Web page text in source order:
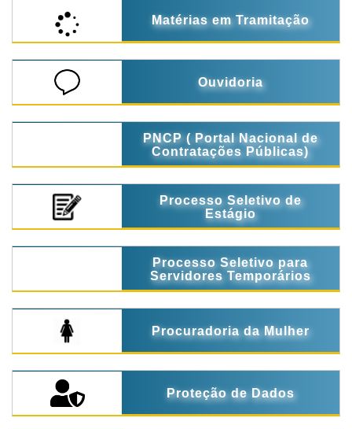
Matérias em Tramitação
Ouvidoria
PNCP ( Portal Nacional de
Contratações Públicas)
Processo Seletivo de
Estágio
Processo Seletivo para
Servidores Temporários
Procuradoria da Mulher
Proteção de Dados